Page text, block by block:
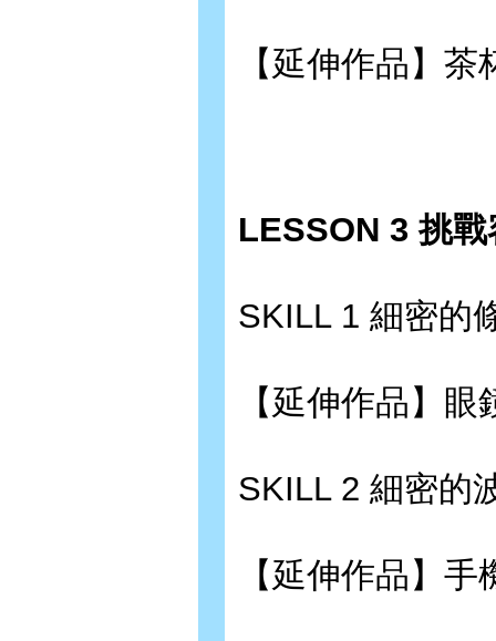
【延伸作品】茶
LESSON 3 挑
SKILL 1 細密的
【延伸作品】
SKILL 2 細密的
【延伸作品】手